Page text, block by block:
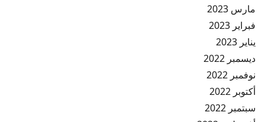
مارس 2023
فبراير 2023
يناير 2023
ديسمبر 2022
نوفمبر 2022
أكتوبر 2022
سبتمبر 2022